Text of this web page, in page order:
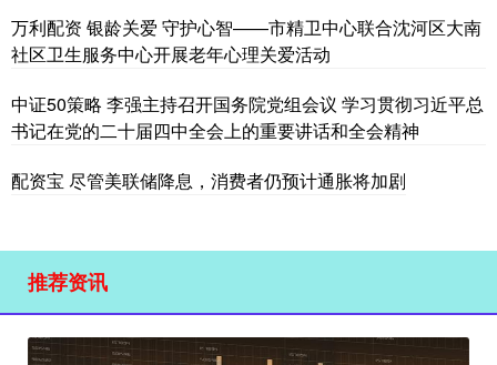
万利配资 银龄关爱 守护心智——市精卫中心联合沈河区大南
社区卫生服务中心开展老年心理关爱活动
中证50策略 李强主持召开国务院党组会议 学习贯彻习近平总
书记在党的二十届四中全会上的重要讲话和全会精神
配资宝 尽管美联储降息，消费者仍预计通胀将加剧
推荐资讯